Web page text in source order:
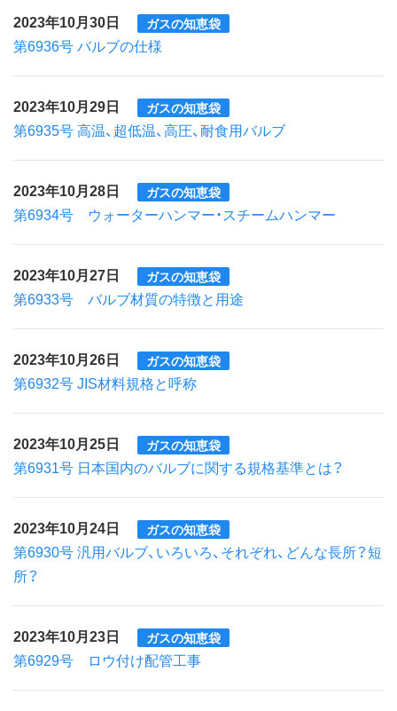
2023年10月30日 ガスの知恵袋
第6936号 バルブの仕様
2023年10月29日 ガスの知恵袋
第6935号 高温、超低温、高圧、耐食用バルブ
2023年10月28日 ガスの知恵袋
第6934号 ウォーターハンマー・スチームハンマー
2023年10月27日 ガスの知恵袋
第6933号 バルブ材質の特徴と用途
2023年10月26日 ガスの知恵袋
第6932号 JIS材料規格と呼称
2023年10月25日 ガスの知恵袋
第6931号 日本国内のバルブに関する規格基準とは？
2023年10月24日 ガスの知恵袋
第6930号 汎用バルブ、いろいろ、それぞれ、どんな長所？短
所？
2023年10月23日 ガスの知恵袋
第6929号 ロウ付け配管工事